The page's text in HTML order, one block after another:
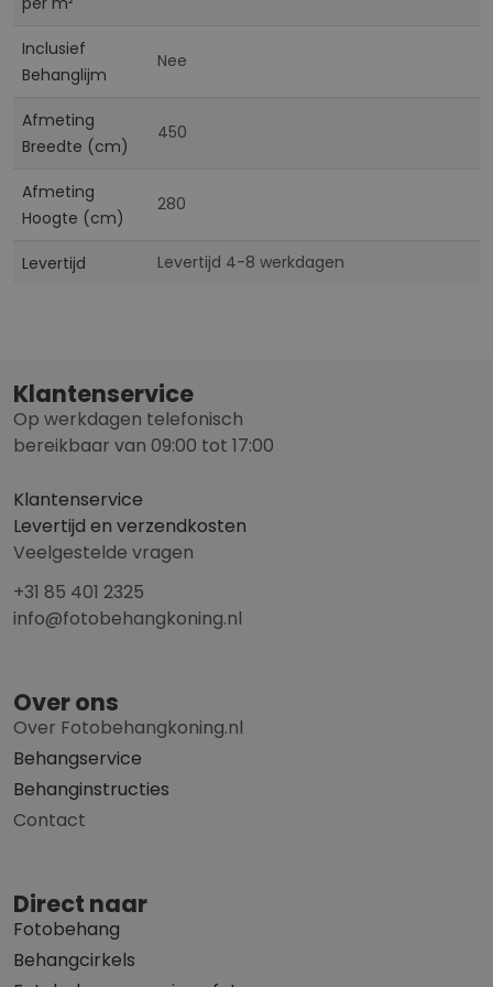
Inclusief
Behanglijm
Nee
Afmeting
Breedte (cm)
450
Afmeting
Hoogte (cm)
280
Levertijd Levertijd 4-8 werkdagen
Klantenservice
Op werkdagen telefonisch
bereikbaar van 09:00 tot 17:00
Klantenservice
Levertijd en verzendkosten
Veelgestelde vragen
+31 85 401 2325
info@fotobehangkoning.nl
Over ons
Over Fotobehangkoning.nl
Behangservice
Behanginstructies
Contact
Direct naar
Fotobehang
Behangcirkels